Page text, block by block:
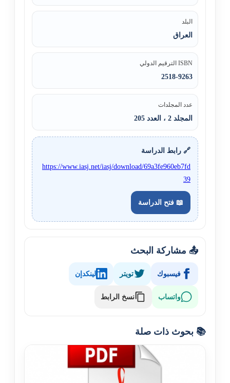
البلد
العراق
ISBN الترقيم الدولي
2518-9263
عدد المجلدات
المجلد 2 ، العدد 205
🔗 رابط الدراسة
https://www.iasj.net/iasj/download/69a3fe960eb7fd
39
📖 فتح الدراسة
📤 مشاركة البحث
فيسبوك تويتر لينكدإن
واتساب نسخ الرابط
📚 بحوث ذات صلة